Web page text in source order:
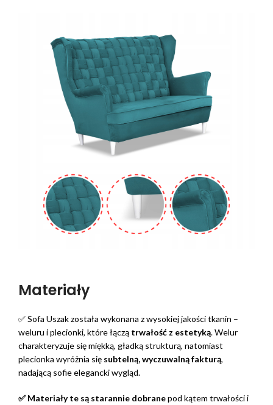
Materiały
✅ Sofa Uszak została wykonana z wysokiej jakości tkanin –
weluru i plecionki, które łączą trwałość z estetyką. Welur
charakteryzuje się miękką, gładką strukturą, natomiast
plecionka wyróżnia się subtelną,wyczuwalną fakturą,
nadającą sofie elegancki wygląd.
✅ Materiały te są starannie dobranepod kątem trwałości i